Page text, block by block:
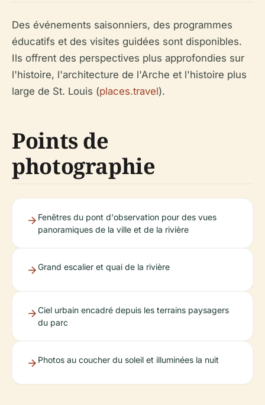
Des événements saisonniers, des programmes
éducatifs et des visites guidées sont disponibles.
Ils offrent des perspectives plus approfondies sur
l'histoire, l'architecture de l'Arche et l'histoire plus
large de St. Louis (places.travel).
Points de
photographie
Fenêtres du pont d'observation pour des vues
panoramiques de la ville et de la rivière
Grand escalier et quai de la rivière
Ciel urbain encadré depuis les terrains paysagers
du parc
Photos au coucher du soleil et illuminées la nuit